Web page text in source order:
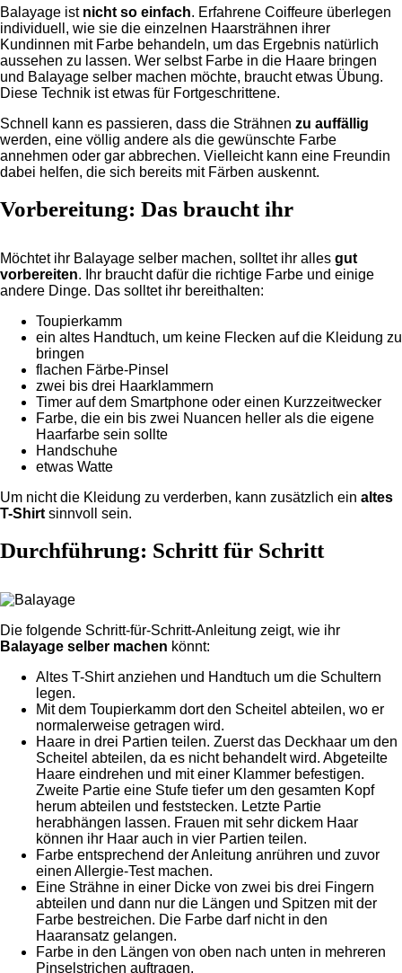
Balayage ist nicht so einfach. Erfahrene Coiffeure überlegen
individuell, wie sie die einzelnen Haarsträhnen ihrer
Kundinnen mit Farbe behandeln, um das Ergebnis natürlich
aussehen zu lassen. Wer selbst Farbe in die Haare bringen
und Balayage selber machen möchte, braucht etwas Übung.
Diese Technik ist etwas für Fortgeschrittene.
Schnell kann es passieren, dass die Strähnen zu auffällig
werden, eine völlig andere als die gewünschte Farbe
annehmen oder gar abbrechen. Vielleicht kann eine Freundin
dabei helfen, die sich bereits mit Färben auskennt.
Vorbereitung: Das braucht ihr
Möchtet ihr Balayage selber machen, solltet ihr alles gut
vorbereiten. Ihr braucht dafür die richtige Farbe und einige
andere Dinge. Das solltet ihr bereithalten:
Toupierkamm
ein altes Handtuch, um keine Flecken auf die Kleidung zu
bringen
flachen Färbe-Pinsel
zwei bis drei Haarklammern
Timer auf dem Smartphone oder einen Kurzzeitwecker
Farbe, die ein bis zwei Nuancen heller als die eigene
Haarfarbe sein sollte
Handschuhe
etwas Watte
Um nicht die Kleidung zu verderben, kann zusätzlich ein altes
T-Shirt sinnvoll sein.
Durchführung: Schritt für Schritt
Die folgende Schritt-für-Schritt-Anleitung zeigt, wie ihr
Balayage selber machen könnt:
Altes T-Shirt anziehen und Handtuch um die Schultern
legen.
Mit dem Toupierkamm dort den Scheitel abteilen, wo er
normalerweise getragen wird.
Haare in drei Partien teilen. Zuerst das Deckhaar um den
Scheitel abteilen, da es nicht behandelt wird. Abgeteilte
Haare eindrehen und mit einer Klammer befestigen.
Zweite Partie eine Stufe tiefer um den gesamten Kopf
herum abteilen und feststecken. Letzte Partie
herabhängen lassen. Frauen mit sehr dickem Haar
können ihr Haar auch in vier Partien teilen.
Farbe entsprechend der Anleitung anrühren und zuvor
einen Allergie-Test machen.
Eine Strähne in einer Dicke von zwei bis drei Fingern
abteilen und dann nur die Längen und Spitzen mit der
Farbe bestreichen. Die Farbe darf nicht in den
Haaransatz gelangen.
Farbe in den Längen von oben nach unten in mehreren
Pinselstrichen auftragen.